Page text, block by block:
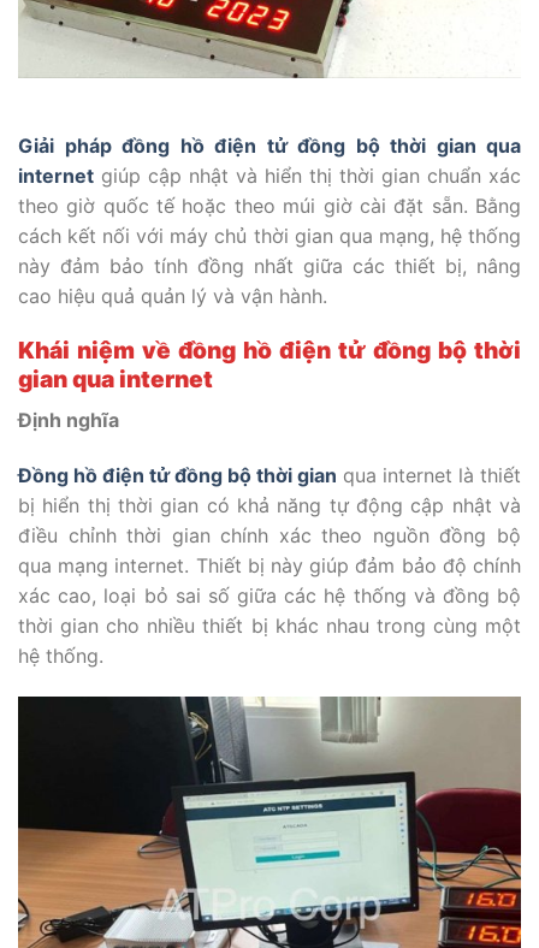
Giải pháp đồng hồ điện tử đồng bộ thời gian qua
internet giúp cập nhật và hiển thị thời gian chuẩn xác
theo giờ quốc tế hoặc theo múi giờ cài đặt sẵn. Bằng
cách kết nối với máy chủ thời gian qua mạng, hệ thống
này đảm bảo tính đồng nhất giữa các thiết bị, nâng
cao hiệu quả quản lý và vận hành.
Khái niệm về đồng hồ điện tử đồng bộ thời
gian qua internet
Định nghĩa
Đồng hồ điện tử đồng bộ thời gian qua internet là thiết
bị hiển thị thời gian có khả năng tự động cập nhật và
điều chỉnh thời gian chính xác theo nguồn đồng bộ
qua mạng internet. Thiết bị này giúp đảm bảo độ chính
xác cao, loại bỏ sai số giữa các hệ thống và đồng bộ
thời gian cho nhiều thiết bị khác nhau trong cùng một
hệ thống.